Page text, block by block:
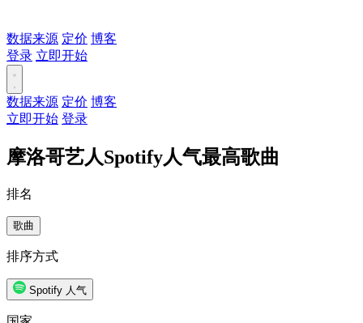
数据来源 定价 博客
登录 立即开始
数据来源 定价 博客
立即开始 登录
摩洛哥艺人Spotify人气最高歌曲
排名
歌曲
排序方式
Spotify 人气